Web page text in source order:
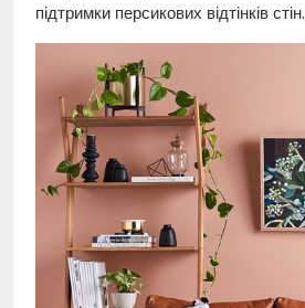
підтримки персикових відтінків стін.